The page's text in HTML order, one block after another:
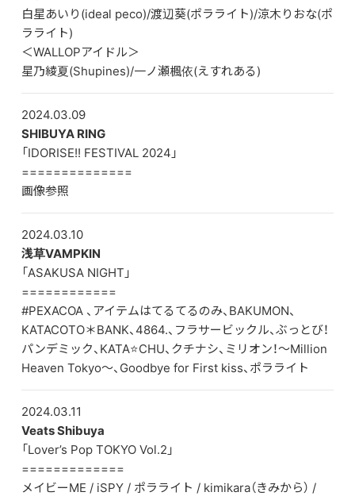
白星あいり(ideal peco)/渡辺葵(ポラライト)/涼木りおな(ポ
ラライト)
＜WALLOPアイドル＞
星乃綾夏(Shupines)/一ノ瀬楓依(えすれある)
2024.03.09
SHIBUYA RING
「IDORISE!! FESTIVAL 2024」
==============
画像参照
2024.03.10
浅草VAMPKIN
「ASAKUSA NIGHT」
============
#PEXACOA 、アイテムはてるてるのみ、BAKUMON、
KATACOTO＊BANK、4864.、フラサービックル、ぶっとび！
パンデミック、KATA⭐CHU、クチナシ、ミリオン！〜Million
Heaven Tokyo〜、Goodbye for First kiss、ポラライト
2024.03.11
Veats Shibuya
「Lover’s Pop TOKYO Vol.2」
=============
メイビーME / iSPY / ポラライト / kimikara（きみから） /